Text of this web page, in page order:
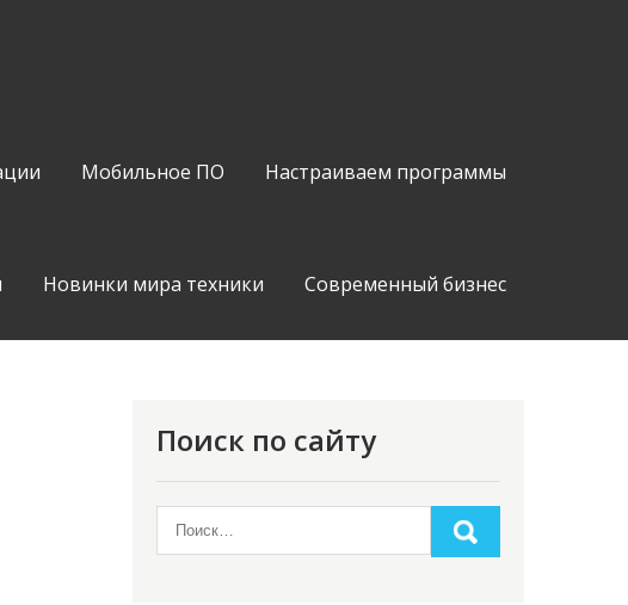
Мобильное ПО Настраиваем программы
Новинки мира техники Современный бизнес
Поиск по сайту